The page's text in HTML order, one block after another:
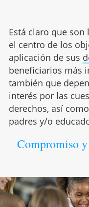
Está claro que
el centro de los
aplicación de sus
beneficiarios más
también que
interés por las
derechos, así
padres y/o
Compromiso